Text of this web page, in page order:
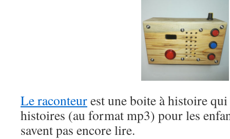
Le raconteurest une boite à histoire
histoires (au format mp3) pour les
savent pas encore lire.